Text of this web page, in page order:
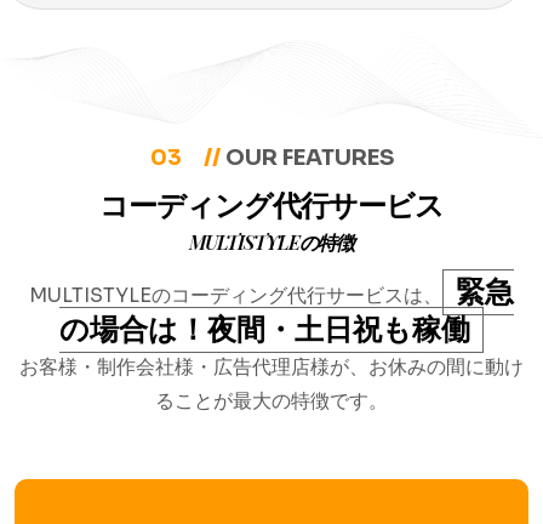
03 // OUR FEATURES
コーディング代行サービス
MULTISTYLEの特徴
MULTISTYLEのコーディング代行サービスは、
緊急
の場合は！夜間・土日祝も稼働
お客様・制作会社様・広告代理店様が、お休みの間に動け
ることが最大の特徴です。